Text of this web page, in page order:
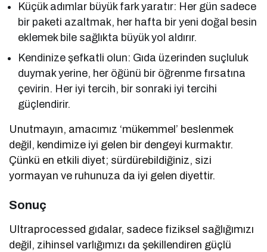
Küçük adımlar büyük fark yaratır: Her gün sadece
bir paketi azaltmak, her hafta bir yeni doğal besin
eklemek bile sağlıkta büyük yol aldırır.
Kendinize şefkatli olun: Gıda üzerinden suçluluk
duymak yerine, her öğünü bir öğrenme fırsatına
çevirin. Her iyi tercih, bir sonraki iyi tercihi
güçlendirir.
Unutmayın, amacımız ‘mükemmel’ beslenmek
değil, kendimize iyi gelen bir dengeyi kurmaktır.
Çünkü en etkili diyet; sürdürebildiğiniz, sizi
yormayan ve ruhunuza da iyi gelen diyettir.
Sonuç
Ultraprocessed gıdalar, sadece fiziksel sağlığımızı
değil, zihinsel varlığımızı da şekillendiren güçlü